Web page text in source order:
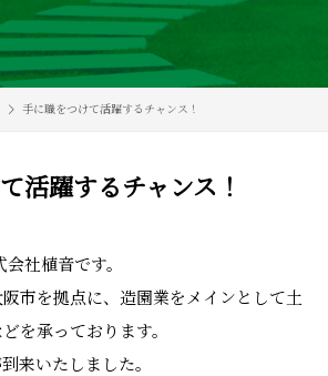
手に職をつけて活躍するチャンス！
活躍するチャンス！
社植音です。
市を拠点に、造園業をメインとして土
を承っております。
来いたしました。